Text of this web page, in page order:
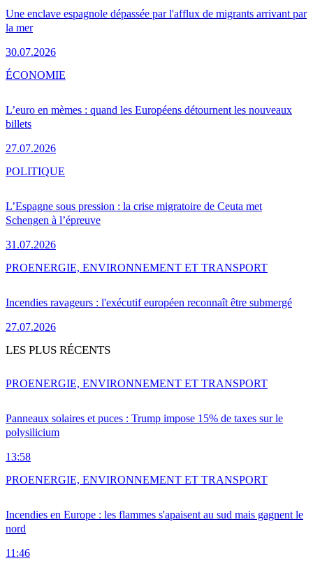
Une enclave espagnole dépassée par l'afflux de migrants arrivant par
la mer
30.07.2026
L’euro en mèmes : quand les Européens détournent les nouveaux
billets
27.07.2026
ÉCONOMIE
L’Espagne sous pression : la crise migratoire de Ceuta met
Schengen à l’épreuve
31.07.2026
POLITIQUE
Incendies ravageurs : l'exécutif européen reconnaît être submergé
27.07.2026
PROENERGIE, ENVIRONNEMENT ET TRANSPORT
LES PLUS RÉCENTS
Panneaux solaires et puces : Trump impose 15% de taxes sur le
polysilicium
13:58
PROENERGIE, ENVIRONNEMENT ET TRANSPORT
Incendies en Europe : les flammes s'apaisent au sud mais gagnent le
nord
11:46
PROENERGIE, ENVIRONNEMENT ET TRANSPORT